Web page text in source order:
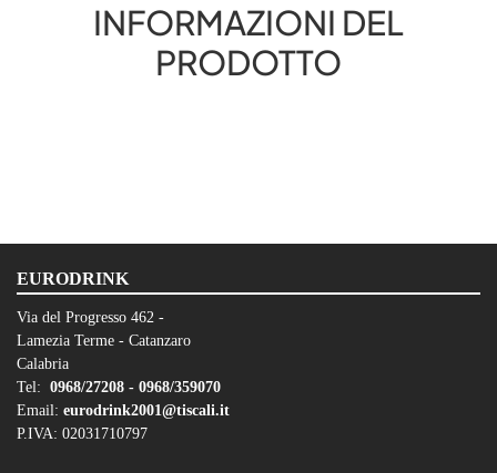
INFORMAZIONI DEL
PRODOTTO
EURODRINK
Via del Progresso 462 -
Lamezia Terme - Catanzaro
Calabria
Tel: 0968/27208 - 0968/359070
Email: eurodrink2001@tiscali.it
P.IVA: 02031710797